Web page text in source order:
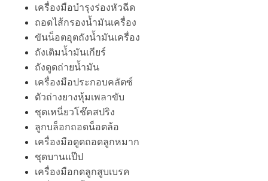
เครื่องมือบำรุงร่องหัวฉีด
ถอดไส้กรองน้ำมันเครื่อง
ขันน็อตอุตถังน้ำมันเครื่อง
ถังเติมน้ำมันเกียร์
ถังดูดถ่ายน้ำมัน
เครื่องมือประกอบคลัตซ์
ตัวถ่างยางหุ้มเพลาขับ
ชุดเหนี่ยวโช๊คสปริง
ลูกบล็อกถอดน็อตล้อ
เครื่องมือดูดถอดลูกหมาก
ชุดบานแป๊ป
เครื่องมือกดลูกสูบเบรค